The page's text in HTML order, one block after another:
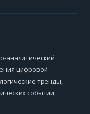
аналитический
цифровой
тренды,
событий,